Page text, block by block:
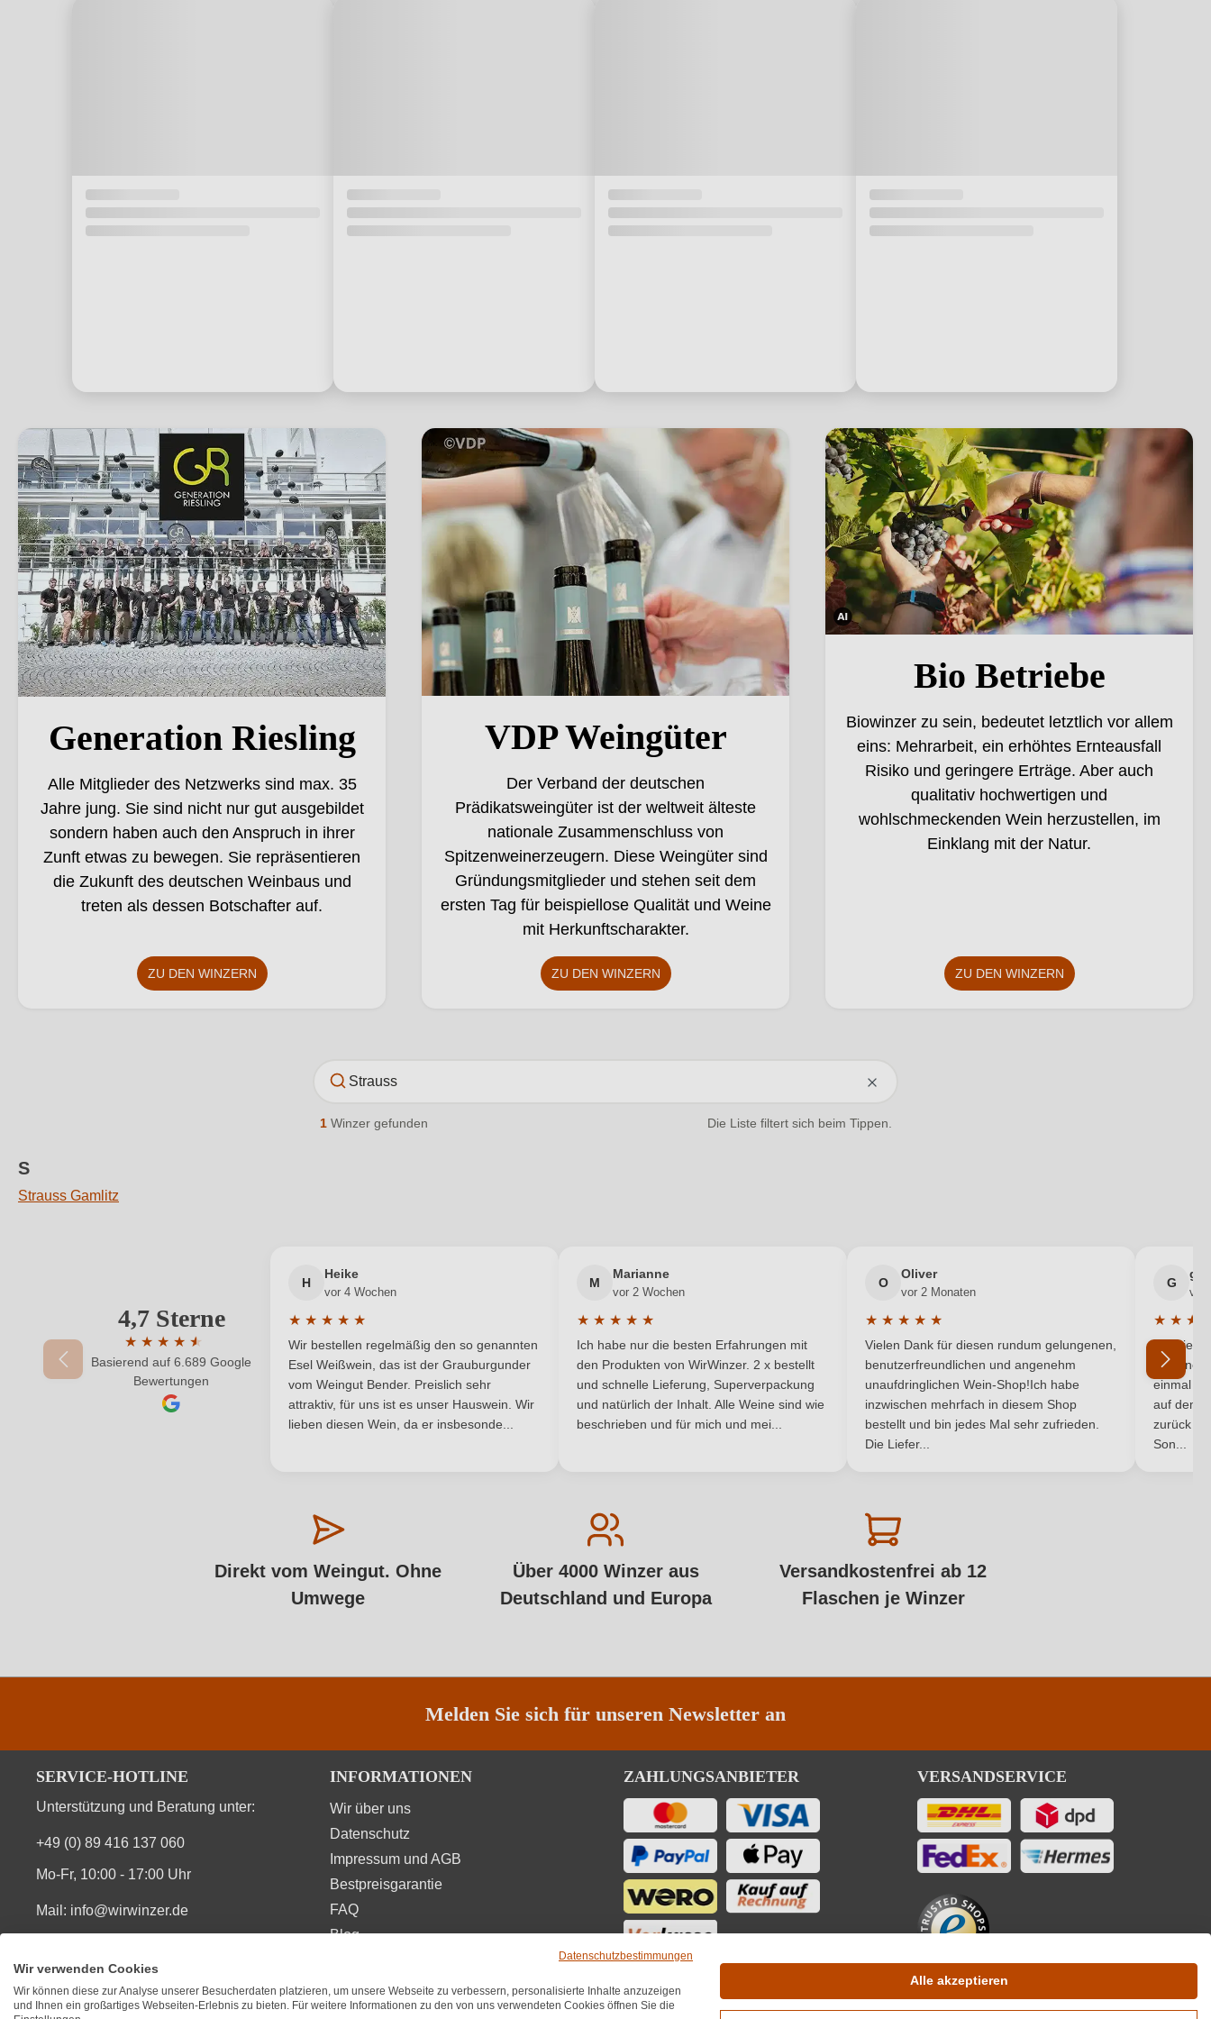
Generation Riesling
Generation Riesling
Alle Mitglieder des Netzwerks sind max. 35
Jahre jung. Sie sind nicht nur gut ausgebildet
sondern haben auch den Anspruch in ihrer
Zunft etwas zu bewegen. Sie repräsentieren
die Zukunft des deutschen Weinbaus und
treten als dessen Botschafter auf.
ZU DEN WINZERN
VDP Weingüter
VDP Weingüter
Der Verband der deutschen
Prädikatsweingüter ist der weltweit älteste
nationale Zusammenschluss von
Spitzenweinerzeugern. Diese Weingüter sind
Gründungsmitglieder und stehen seit dem
ersten Tag für beispiellose Qualität und Weine
mit Herkunftscharakter.
ZU DEN WINZERN
Bio Betriebe. Dieses Bild wurde mithilfe von KI verändert.
Bio Betriebe
Biowinzer zu sein, bedeutet letztlich vor allem
eins: Mehrarbeit, ein erhöhtes Ernteausfall
Risiko und geringere Erträge. Aber auch
qualitativ hochwertigen und
wohlschmeckenden Wein herzustellen, im
Einklang mit der Natur.
ZU DEN WINZERN
1Winzer gefunden Die Liste filtert sich beim Tippen.
S
Strauss Gamlitz
4,7 Sterne
★ ★ ★ ★ ★
★
Durchschnittliche Bewertung von 4.7 von 5 Sternen
Basierend auf 6.689 Google
Bewertungen
H
Heike
vor 4 Wochen
★ ★ ★ ★ ★
Durchschnittliche Bewertung von 5 von 5 Sternen
Wir bestellen regelmäßig den so genannten
Esel Weißwein, das ist der Grauburgunder
vom Weingut Bender. Preislich sehr
attraktiv, für uns ist es unser Hauswein. Wir
lieben diesen Wein, da er insbesonde...
M
Marianne
vor 2 Wochen
★ ★ ★ ★ ★
Durchschnittliche Bewertung von 5 von 5 Sternen
Ich habe nur die besten Erfahrungen mit
den Produkten von WirWinzer. 2 x bestellt
und schnelle Lieferung, Superverpackung
und natürlich der Inhalt. Alle Weine sind wie
beschrieben und für mich und mei...
O
Oliver
vor 2 Monaten
★ ★ ★ ★ ★
Durchschnittliche Bewertung von 5 von 5 Sternen
Vielen Dank für diesen rundum gelungenen,
benutzerfreundlichen und angenehm
unaufdringlichen Wein-Shop!Ich habe
inzwischen mehrfach in diesem Shop
bestellt und bin jedes Mal sehr zufrieden.
Die Liefer...
G
vor
★ ★ ★
Die
hat eine
einmal
auf dem
zurück
Son...
Direkt vom Weingut. Ohne
Umwege
Über 4000 Winzer aus
Deutschland und Europa
Versandkostenfrei ab 12
Flaschen je Winzer
Melden Sie sich für unseren Newsletter an
SERVICE-HOTLINE
Unterstützung und Beratung unter:
+49 (0) 89 416 137 060
Mo-Fr, 10:00 - 17:00 Uhr
Mail: info@wirwinzer.de
INFORMATIONEN
Wir über uns
Datenschutz
Impressum und AGB
Bestpreisgarantie
FAQ
Blog
ZAHLUNGSANBIETER VERSANDSERVICE
SIE FINDEN UNS AUCH AUF BEWERTUNGEN
Datenschutzbestimmungen
Wir verwenden Cookies
Wir können diese zur Analyse unserer Besucherdaten platzieren, um unsere Webseite zu verbessern, personalisierte Inhalte anzuzeigen
und Ihnen ein großartiges Webseiten-Erlebnis zu bieten. Für weitere Informationen zu den von uns verwendeten Cookies öffnen Sie die
Alle akzeptieren